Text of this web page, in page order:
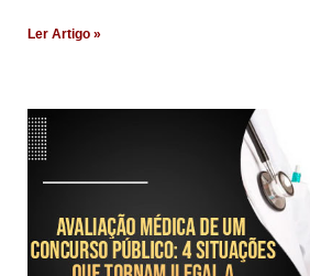
Ler Artigo »